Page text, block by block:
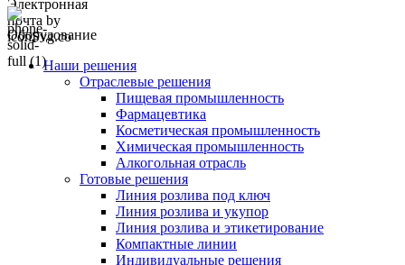
Оборудование
Наши решения
Отраслевые решения
Пищевая промышленность
Фармацевтика
Косметическая промышленность
Химическая промышленность
Алкогольная отрасль
Готовые решения
Линия розлива под ключ
Линия розлива и укупор
Линия розлива и этикетирование
Компактные линии
Индивидуальные решения